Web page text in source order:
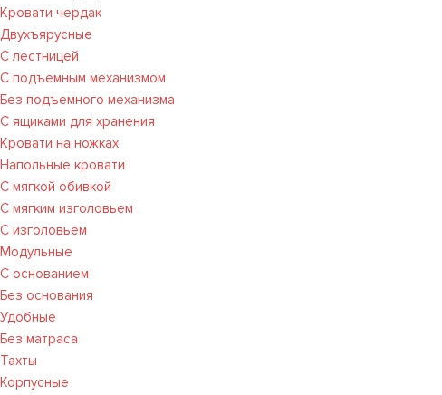
Кровати чердак
Двухъярусные
С лестницей
С подъемным механизмом
Без подъемного механизма
С ящиками для хранения
Кровати на ножках
Напольные кровати
С мягкой обивкой
С мягким изголовьем
С изголовьем
Модульные
С основанием
Без основания
Удобные
Без матраса
Тахты
Корпусные